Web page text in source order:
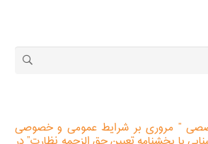
” مروری بر شرایط عمومی و خصوصی